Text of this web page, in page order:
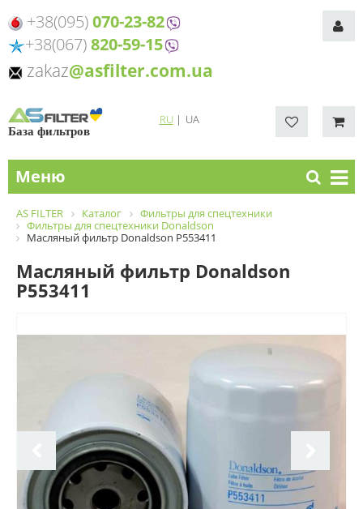
+38(095)070-23-82
+38(067)820-59-15
zakaz@asfilter.com.ua
База фильтров
RU| UA
Меню
AS FILTER Каталог
Фильтры для спецтехники
Фильтры для спецтехники Donaldson
Масляный фильтр Donaldson P553411
Масляный фильтр Donaldson
P553411